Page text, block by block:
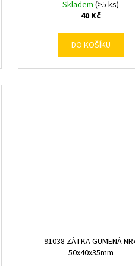
Skladem(>5 ks)
40 Kč
DO KOŠÍKU
91038 ZÁTKA GUMENÁ
50x40x35mm